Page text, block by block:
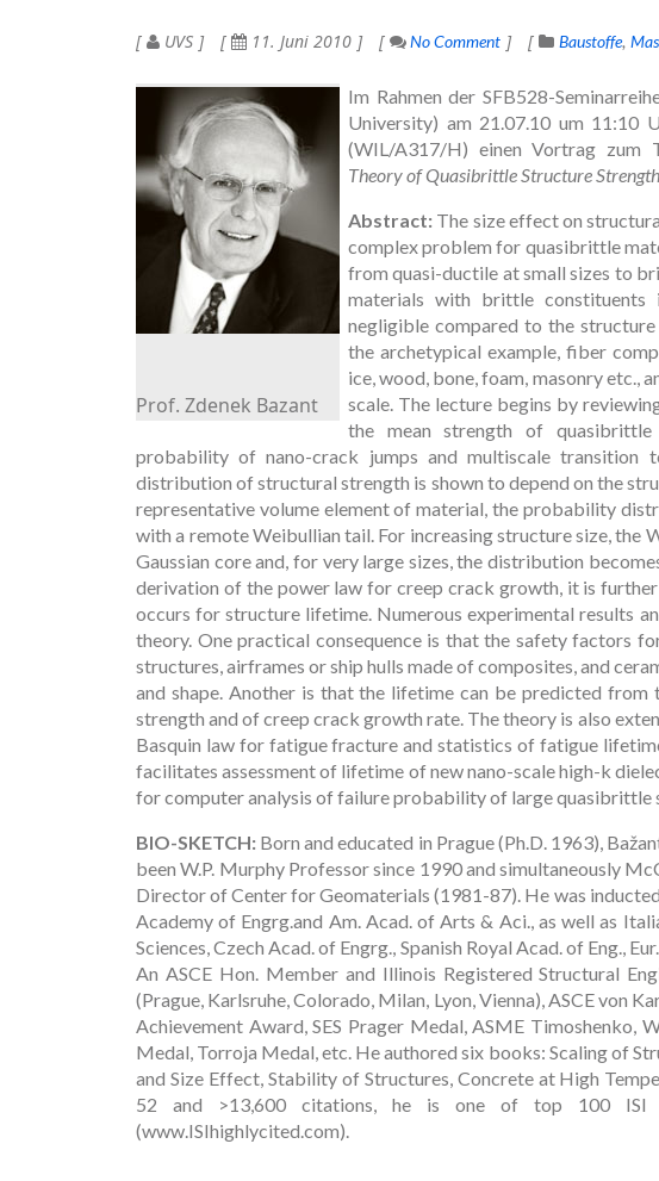
UVS 11. Juni 2010 No Comment Baustoffe
Prof. Zdenek Bazant
Im Rahmen der SFB528-
University) am 21.07.10 um 11:10
(WIL/A317/H) einen Vortrag zum
Theory of Quasibrittle Structure
Abstract: The size effect on
complex problem for quasibrittle
from quasi-ductile at small sizes to
materials with brittle constituents
negligible compared to the
the archetypical example, fiber
ice, wood, bone, foam, masonry etc.,
scale. The lecture begins by
the mean strength of
probability of nano-crack jumps and multiscale
distribution of structural strength is shown to depend on the
representative volume element of material, the probability
with a remote Weibullian tail. For increasing structure size, the
Gaussian core and, for very large sizes, the distribution
derivation of the power law for creep crack growth, it is
occurs for structure lifetime. Numerous experimental results
theory. One practical consequence is that the safety factors
structures, airframes or ship hulls made of composites, and
and shape. Another is that the lifetime can be predicted
strength and of creep crack growth rate. The theory is also
Basquin law for fatigue fracture and statistics of fatigue
facilitates assessment of lifetime of new nano-scale high-k
for computer analysis of failure probability of large quasibrittle
BIO-SKETCH: Born and educated in Prague (Ph.D. 1963),
been W.P. Murphy Professor since 1990 and simultaneously
Director of Center for Geomaterials (1981-87). He was
Academy of Engrg.and Am. Acad. of Arts & Aci., as well as
Sciences, Czech Acad. of Engrg., Spanish Royal Acad. of Eng.,
An ASCE Hon. Member and Illinois Registered Structural
(Prague, Karlsruhe, Colorado, Milan, Lyon, Vienna), ASCE von
Achievement Award, SES Prager Medal, ASME Timoshenko,
Medal, Torroja Medal, etc. He authored six books: Scaling of
and Size Effect, Stability of Structures, Concrete at High
52 and >13,600 citations, he is one of top 100 ISI
(www.ISIhighlycited.com).